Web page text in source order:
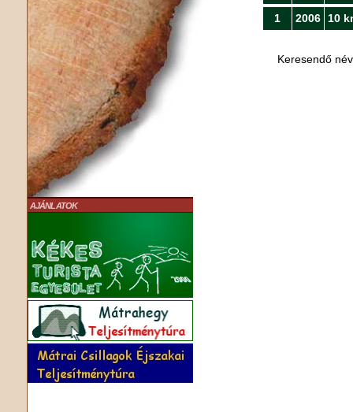
AJÁNLATOK
1 2006 10
Keresendő